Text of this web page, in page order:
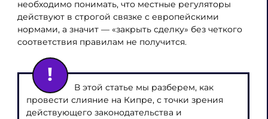
необходимо понимать, что местные регуляторы
действуют в строгой связке с европейскими
нормами, а значит — «закрыть сделку» без четкого
соответствия правилам не получится.
В этой статье мы разберем, как
провести слияние на Кипре, с точки зрения
действующего законодательства и